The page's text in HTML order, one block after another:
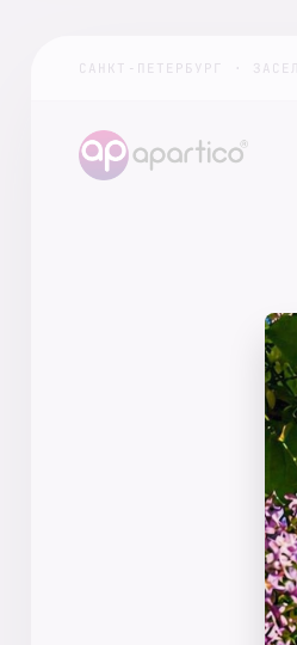
САНКТ-ПЕТЕРБУРГ ·